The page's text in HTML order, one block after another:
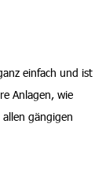
einfach und ist
Anlagen, wie
gängigen